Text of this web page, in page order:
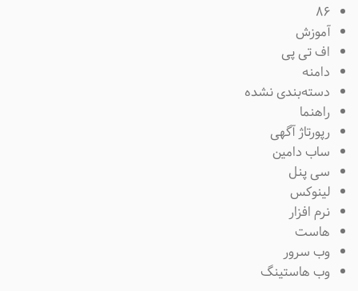
۸۶
آموزش
اف تی پی
دامنه
دسته‌بندی نشده
راهنما
رپورتاژ آگهی
ساب دامین
سی پنل
لینوکس
نرم افزار
هاست
وب سرور
وب هاستینگ